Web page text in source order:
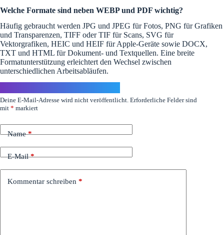
Welche Formate sind neben WEBP und PDF wichtig?
Häufig gebraucht werden JPG und JPEG für Fotos, PNG für Grafiken
und Transparenzen, TIFF oder TIF für Scans, SVG für
Vektorgrafiken, HEIC und HEIF für Apple-Geräte sowie DOCX,
TXT und HTML für Dokument- und Textquellen. Eine breite
Formatunterstützung erleichtert den Wechsel zwischen
unterschiedlichen Arbeitsabläufen.
Deine E-Mail-Adresse wird nicht veröffentlicht. Erforderliche Felder sind
mit * markiert
Name*
E-Mail*
Kommentar schreiben *